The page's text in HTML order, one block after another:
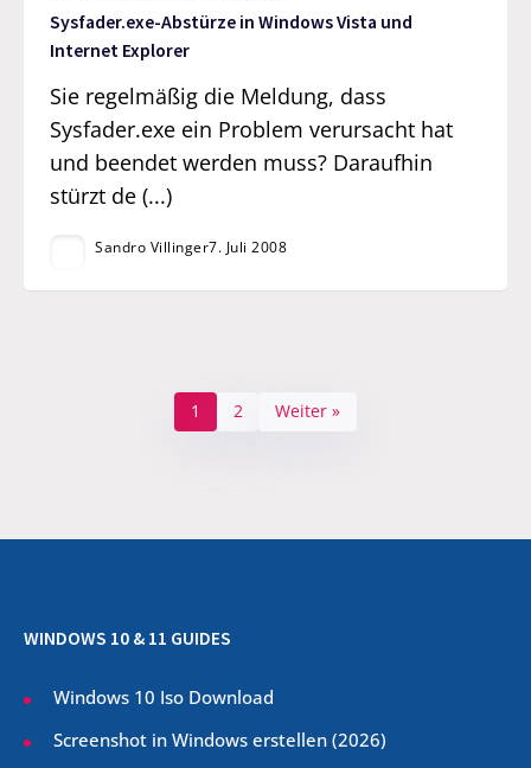
Sysfader.exe-Abstürze in Windows Vista und
Internet Explorer
Sie regelmäßig die Meldung, dass
Sysfader.exe ein Problem verursacht hat
und beendet werden muss? Daraufhin
stürzt de (...)
Sandro Villinger7. Juli 2008
1 2 Weiter »
WINDOWS 10 & 11 GUIDES
Windows 10 Iso Download
Screenshot in Windows erstellen (2026)